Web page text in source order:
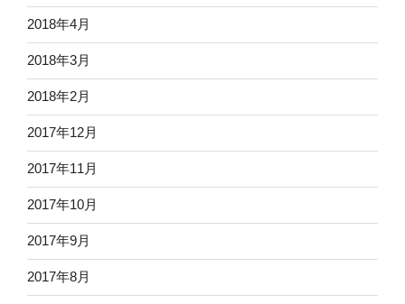
2018年4月
2018年3月
2018年2月
2017年12月
2017年11月
2017年10月
2017年9月
2017年8月